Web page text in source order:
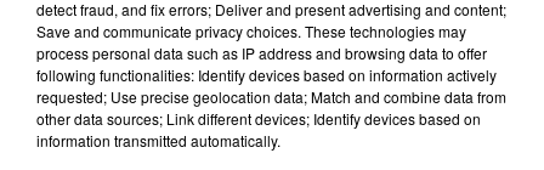
Lecture (2 min 15 sec)
100%
100% Radio les infos de l'Hérault
detect fraud, and fix errors; Deliver and present advertising and content;
Save and communicate privacy choices. These technologies may
process personal data such as IP address and browsing data to offer
following functionalities: Identify devices based on information actively
requested; Use precise geolocation data; Match and combine data from
other data sources; Link different devices; Identify devices based on
information transmitted automatically.